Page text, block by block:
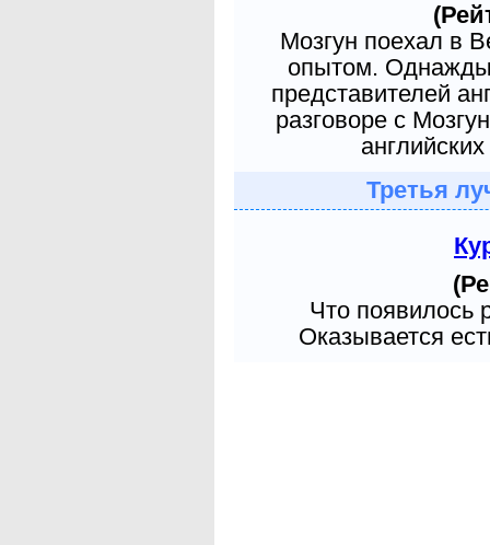
Мозгун поехал в
опытом. Однажды
представителей
разговоре с
Третья
Что появилось
Оказывается